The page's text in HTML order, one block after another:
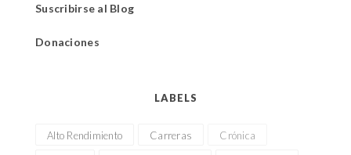
Suscribirse al Blog
Donaciones
LABELS
Alto Rendimiento Carreras Crónica